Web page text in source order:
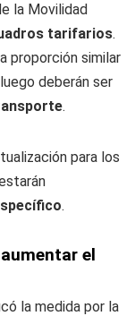
la Movilidad
tarifarios.
proporción similar
deberán ser
.
para los
.
el
la medida por la